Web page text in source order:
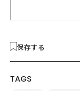
保存する
TAGS